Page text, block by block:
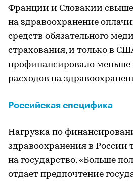
Франции и Словакии свыше
на здравоохранение
средств обязательного
страхования, и только в
профинансировало меньше
расходов на
Российская специфика
Нагрузка по
здравоохранения в
на государство. «Больше
отдает предпочтение